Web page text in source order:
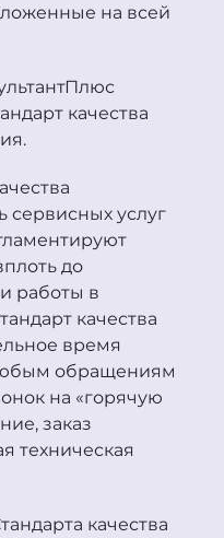
на всей
Плюс
качества
сервисных услуг
до
работы в
качества
время
обращениям
на «горячую
заказ
техническая
качества